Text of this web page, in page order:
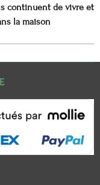
continuent de vivre et
la maison